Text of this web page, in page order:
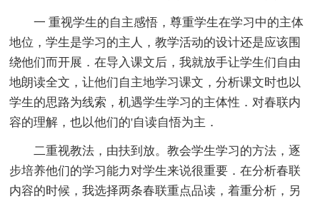
一 重视学生的自主感悟，尊重学生在学习中的主体
地位，学生是学习的主人，教学活动的设计还是应该围
绕他们而开展．在导入课文后，我就放手让学生们自由
地朗读全文，让他们自主地学习课文，分析课文时也以
学生的思路为线索，机遇学生学习的主体性．对春联内
容的理解，也以他们的'自读自悟为主．
二重视教法，由扶到放。教会学生学习的方法，逐
步培养他们的学习能力对学生来说很重要．在分析春联
内容的时候，我选择两条春联重点品读，着重分析，另